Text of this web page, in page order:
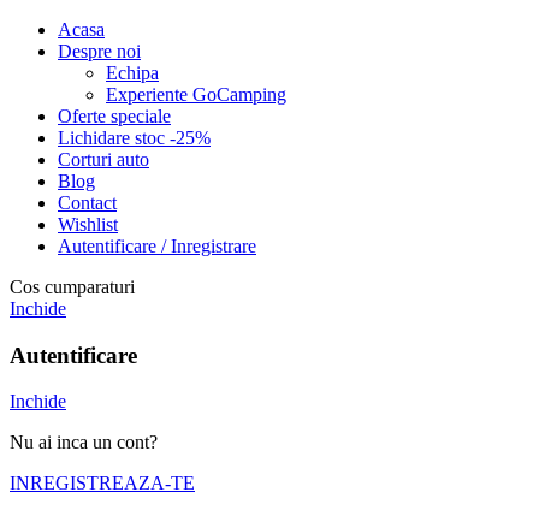
Acasa
Despre noi
Echipa
Experiente GoCamping
Oferte speciale
Lichidare stoc -25%
Corturi auto
Blog
Contact
Wishlist
Autentificare / Inregistrare
Cos cumparaturi
Inchide
Autentificare
Inchide
Nu ai inca un cont?
INREGISTREAZA-TE